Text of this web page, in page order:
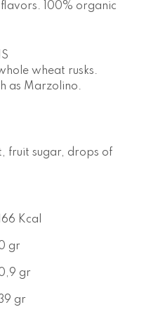
100% organic
wheat rusks.
as Marzolino.
fruit sugar, drops of
166 Kcal
gr
gr
gr